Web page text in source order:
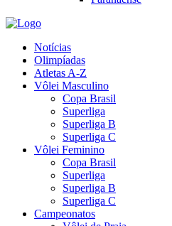
Notícias
Olimpíadas
Atletas A-Z
Vôlei Masculino
Copa Brasil
Superliga
Superliga B
Superliga C
Vôlei Feminino
Copa Brasil
Superliga
Superliga B
Superliga C
Campeonatos